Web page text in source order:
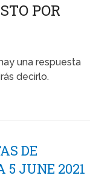
POR
una respuesta
decirlo.
DE
5 JUNE 2021